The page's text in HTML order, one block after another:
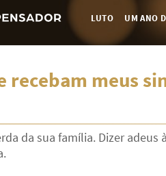
LUTO UM ANO
recebam meus
da sua família. Dizer adeus